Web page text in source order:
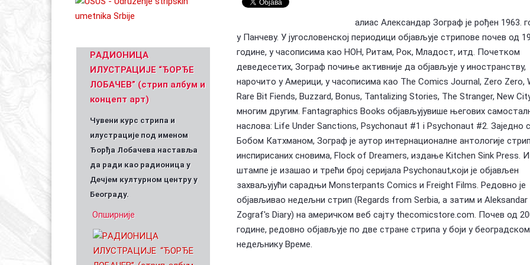
(Биографија и стрипографија)
In memoriam: Зоран Ковачевић (1955-
Предлагање кандидата за тзв.
Националне пензије у издаваштву —
Посебна признања Владе Репу…
У сећање:
PАДИОНИЦА
ИЛУСТРАЦИЈЕ “ЂОРЂЕ
ЛОБАЧЕВ” (стрип албум и
концепт арт)
Чувени курс стрипа и
илустрације под именом
Ђорђа Лобачева наставља
да ради као радионица у
Дечјем културном центру у
Београду.
Опширније
алиас Александар Зограф је рођен 1963.
у Панчеву. У југословенској периодици објављује стрипове почев од
године, у часописима као НОН, Ритам, Рок, Младост, итд. Почетком
деведесетих, Зограф почиње активније да објављује у иностранству,
нарочито у Америци, у часописима као The Comics Journal, Zero Zero,
Rare Bit Fiends, Buzzard, Bonus, Tantalizing Stories, The Stranger, New
многим другим. Fantagraphics Books објављујувише његових
наслова: Life Under Sanctions, Psychonaut #1 i Psychonaut #2. Заједно
Бобом Катхманом, Зограф је аутор интернационалне антологије
инспирисаних сновима, Flock of Dreamers, издање Kitchen Sink Press.
штампе је изашао и трећи број серијала Psychonaut,који је објављен
захваљујући сарадњи Monsterpants Comics и Freight Films. Редовно је
објављивао недељни стрип (Regards from Serbia, а затим и Aleksandar
Zograf's Diary) на америчком веб сајту thecomicstore.com. Почев од
године, редовно објављује по две стране стрипа у боји у београдском
недељнику Време.